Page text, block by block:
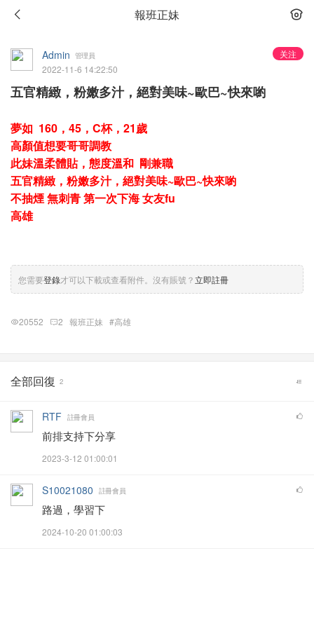
報班正妹
关注
Admin 管理員
2022-11-6 14:22:50
五官精緻，粉嫩多汁，絕對美味~歐巴~快來喲
夢如 160，45，C杯，21歲
高顏值想要哥哥調教
此妹溫柔體貼，態度溫和 剛兼職
五官精緻，粉嫩多汁，絕對美味~歐巴~快來喲
不抽煙 無刺青 第一次下海 女友fu
高雄
您需要登錄才可以下載或查看附件。沒有賬號？立即註冊
20552 2 報班正妹 #高雄
全部回復 2
RTF 註冊會員
前排支持下分享
2023-3-12 01:00:01
S10021080 註冊會員
路過，學習下
2024-10-20 01:00:03